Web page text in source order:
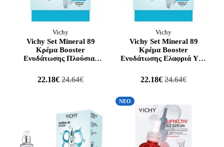
Vichy
Vichy Set Mineral 89
Κρέμα Booster
Ενυδάτωσης Πλούσιας
Mineral 89 Booster Serum
Ενυδάτωσης 10ml
22.18€ 24.64€
Vichy
Vichy Set Mineral 89
Κρέμα Booster
Ενυδάτωσης Ελαφριά Υφή
Booster Serum
Ενυδάτωσης 10ml
22.18€ 24.64€
ΝΕΟ